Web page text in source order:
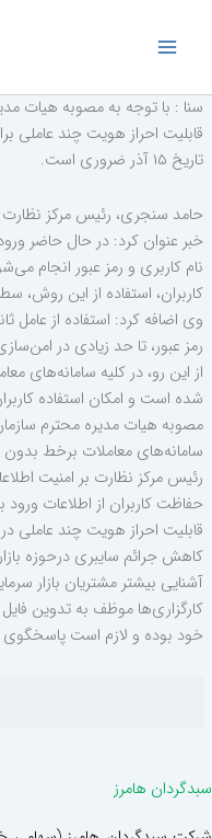
سنا : با توجه به مصوبه هیات
قابلیت احراز هویت چند عاملی
تاریخ ۱۵ آذر ضروری است.
حامد سنجری، رئیس مرکز نظارت
خبر عنوان کرد: در حال حاضر
نام کاربری و رمز عبور انجام
کاربران، استفاده از این روش،
وی اضافه کرد: استفاده از عامل
رمز عبور، تا حد زیادی در
از این رو، در کلیه سامانه‌های
شده است و امکان استفاده
سامانه‌های معاملات برخط
رئیس مرکز نظارت بر امنیت
حفاظت کاربران از اطلاعات
قابلیت احراز هویت چند عاملی
کاهش جرائم سایبری درحوزه
آشنایی بیشتر مشتریان بازار
کارگزاری‌ها موظف به تدوین
خود بوده و لازم است پاسخگوی
سبدگردان هامرز